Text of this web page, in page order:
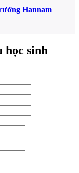
Hannam
học sinh